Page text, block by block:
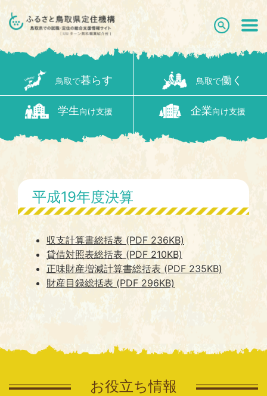
鳥取で暮らす 鳥取で働く
学生 向け支援 企業向け支援
平成19年度決算
収支計算書総括表 (PDF 236KB)
貸借対照表総括表 (PDF 210KB)
正味財産増減計算書総括表 (PDF 235KB)
財産目録総括表 (PDF 296KB)
お役立ち情報